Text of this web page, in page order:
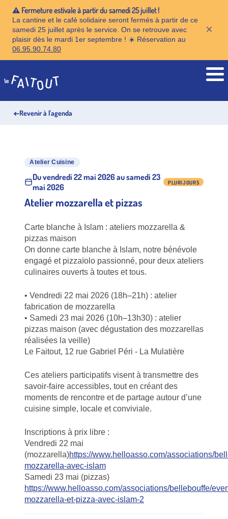
⚠️ Fermeture estivale à partir du samedi 25 juillet !
La cantine et le café solidaire seront fermés à partir de ce
samedi 25 juillet après le service. On se retrouve avec
plaisir dès le mardi 1er septembre ! ☀️ Réservation au
06.95.90.74.80
×
Accueil
←Revenir à l'agenda
Atelier Cuisine
Du vendredi 22 mai 2026 au samedi 23
mai 2026
PLURIJOURS
Atelier mozzarella et pizzas
Carte blanche à Islam : ateliers mozzarella &
pizzas maison
On donne carte blanche à Islam, notre bénévole
engagé et pizzaïolo passionné, pour deux ateliers
culinaires ouverts à toutes et tous.
• Vendredi 22 mai 2026 (18h–21h) : atelier
fabrication de mozzarella
• Samedi 23 mai 2026 (10h–13h30) : atelier
pizzas maison (avec dégustation des mozzarellas
réalisées la veille)
Le Faitout, 12 rue Gabriel Péri - La Mulatière
Ces ateliers participatifs visent à transmettre des
savoir-faire accessibles, tout en créant des
moments de rencontre et de partage autour d’une
cuisine simple, locale et conviviale.
Inscriptions à prix libre :
Vendredi 22 mai
(mozzarella)https://www.helloasso.com/associations/
mozzarella-avec-islam
Samedi 23 mai (pizzas)
https://www.helloasso.com/associations/bellebouffe/
mozzarella-et-pizza-avec-islam-2